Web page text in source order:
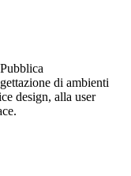
di ambienti
design, alla user